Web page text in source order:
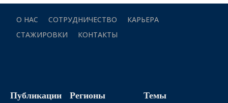
О НАС СОТРУДНИЧЕСТВО
КАРЬЕРА
СТАЖИРОВКИ
КОНТАКТЫ
Публикации Регионы Темы